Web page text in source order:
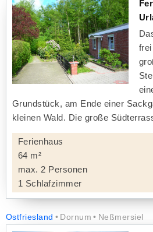
Grundstück, am Ende einer
kleinen Wald. Die große
Ferienhaus
64 m²
max. 2 Personen
1 Schlafzimmer
Ostfriesland Dornum Neßmersiel